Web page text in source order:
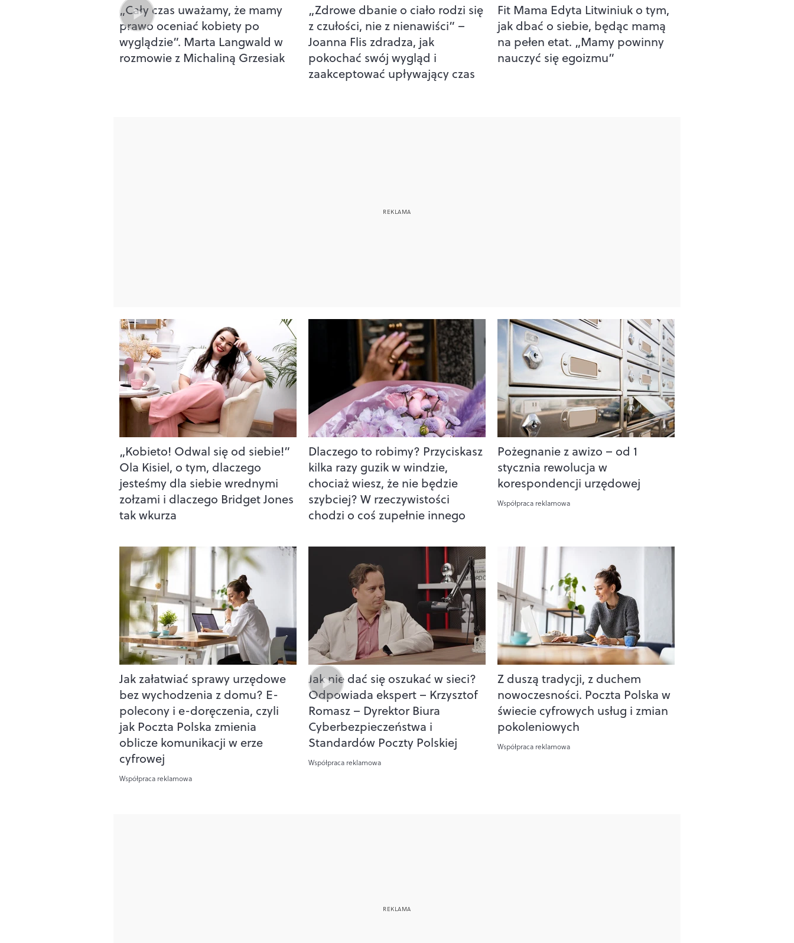
„Cały czas uważamy, że mamy
prawo oceniać kobiety po
wyglądzie”. Marta Langwald w
rozmowie z Michaliną Grzesiak
„Zdrowe dbanie o ciało rodzi się
z czułości, nie z nienawiści” –
Joanna Flis zdradza, jak
pokochać swój wygląd i
zaakceptować upływający czas
Fit Mama Edyta Litwiniuk o tym,
jak dbać o siebie, będąc mamą
na pełen etat. „Mamy powinny
nauczyć się egoizmu”
„Kobieto! Odwal się od siebie!”
Ola Kisiel, o tym, dlaczego
jesteśmy dla siebie wrednymi
zołzami i dlaczego Bridget Jones
tak wkurza
Dlaczego to robimy? Przyciskasz
kilka razy guzik w windzie,
chociaż wiesz, że nie będzie
szybciej? W rzeczywistości
chodzi o coś zupełnie innego
Pożegnanie z awizo – od 1
stycznia rewolucja w
korespondencji urzędowej
Współpraca reklamowa
Jak załatwiać sprawy urzędowe
bez wychodzenia z domu? E-
polecony i e-doręczenia, czyli
jak Poczta Polska zmienia
oblicze komunikacji w erze
cyfrowej
Współpraca reklamowa
Jak nie dać się oszukać w sieci?
Odpowiada ekspert – Krzysztof
Romasz – Dyrektor Biura
Cyberbezpieczeństwa i
Standardów Poczty Polskiej
Współpraca reklamowa
Z duszą tradycji, z duchem
nowoczesności. Poczta Polska w
świecie cyfrowych usług i zmian
pokoleniowych
Współpraca reklamowa